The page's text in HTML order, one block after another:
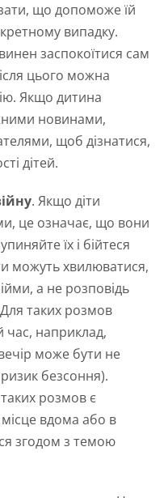
що допоможе їй
випадку.
заспокоїтися сам
цього можна
Якщо дитина
новинами,
щоб дізнатися,
дітей.
. Якщо діти
це означає, що вони
їх і бійтеся
можуть хвилюватися,
а не розповідь
таких розмов
час, наприклад,
може бути не
безсоння).
розмов є
вдома або в
згодом з темою